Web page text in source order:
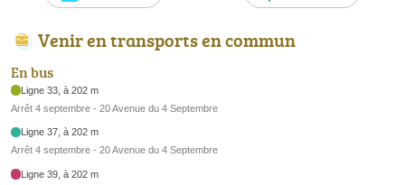
Venir en transports en commun
En bus
Ligne 33, à 202 m
Arrêt 4 septembre - 20 Avenue du 4 Septembre
Ligne 37, à 202 m
Arrêt 4 septembre - 20 Avenue du 4 Septembre
Ligne 39, à 202 m